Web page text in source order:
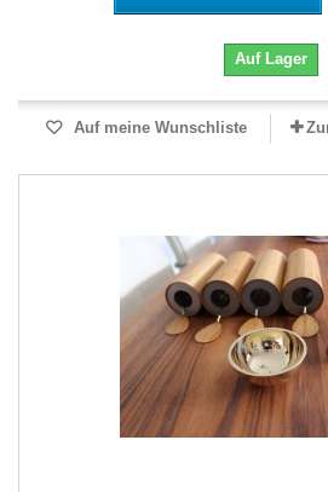
Auf Lager
Auf meine Wunschliste